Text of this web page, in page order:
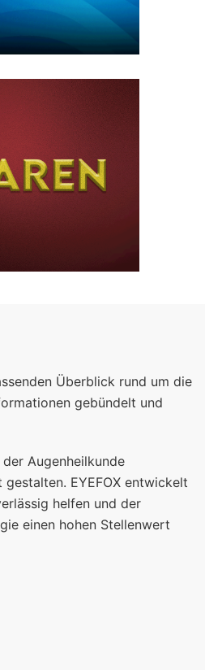
Überblick rund um die
gebündelt und
Augenheilkunde
EYEFOX entwickelt
helfen und der
einen hohen Stellenwert